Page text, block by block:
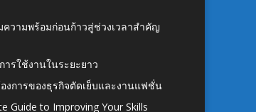
ความพร้อมก่อนก้าวสู่ช่วงเวลาสำคัญ
รใช้งานในระยะยาว
การของธุรกิจตัดเย็บและงานแฟชั่น
Guide to Improving Your Skills